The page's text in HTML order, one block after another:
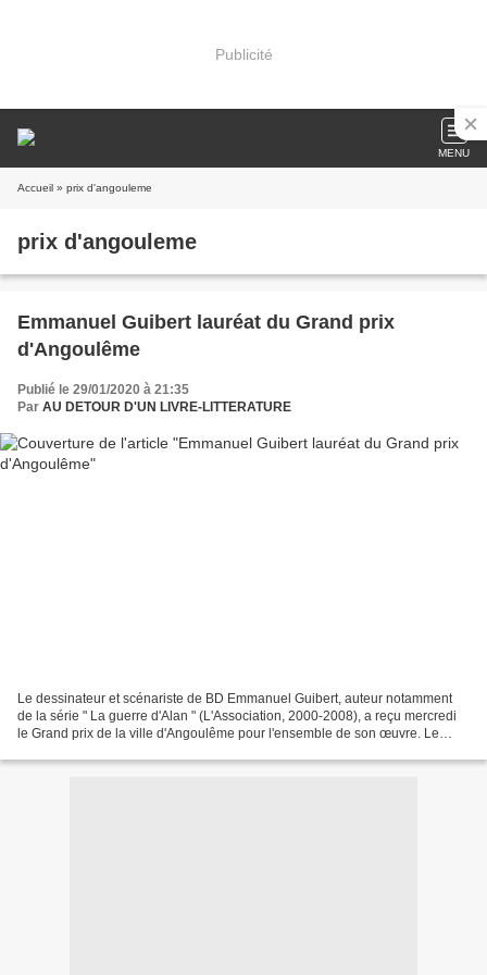
Publicité
MENU
Accueil » prix d'angouleme
prix d'angouleme
Emmanuel Guibert lauréat du Grand prix
d'Angoulême
Publié le 29/01/2020 à 21:35
Par AU DETOUR D'UN LIVRE-LITTERATURE
Le dessinateur et scénariste de BD Emmanuel Guibert, auteur notamment
de la série " La guerre d'Alan " (L'Association, 2000-2008), a reçu mercredi
le Grand prix de la ville d'Angoulême pour l'ensemble de son œuvre. Le